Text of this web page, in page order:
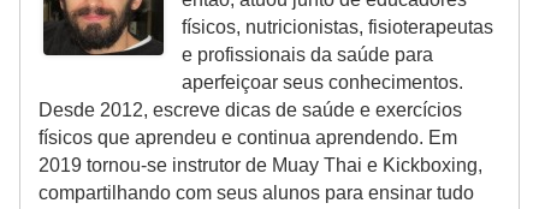
físicos, nutricionistas, fisioterapeutas
e profissionais da saúde para
aperfeiçoar seus conhecimentos.
Desde 2012, escreve dicas de saúde e exercícios
físicos que aprendeu e continua aprendendo. Em
2019 tornou-se instrutor de Muay Thai e Kickboxing,
compartilhando com seus alunos para ensinar tudo